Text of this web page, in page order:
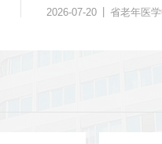
进“桑榆之美 综合护
2026-07-20 省老年医